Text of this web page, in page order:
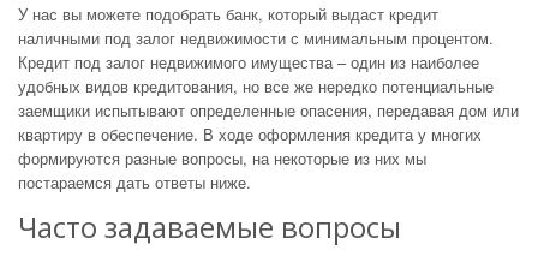
У нас вы можете подобрать банк, который выдаст кредит
наличными под залог недвижимости с минимальным процентом.
Кредит под залог недвижимого имущества – один из наиболее
удобных видов кредитования, но все же нередко потенциальные
заемщики испытывают определенные опасения, передавая дом или
квартиру в обеспечение. В ходе оформления кредита у многих
формируются разные вопросы, на некоторые из них мы
постараемся дать ответы ниже.
Часто задаваемые вопросы